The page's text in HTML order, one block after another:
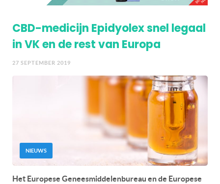
CBD-medicijn Epidyolex snel legaal
in VK en de rest van Europa
27 SEPTEMBER 2019
NIEUWS
Het Europese Geneesmiddelenbureau en de Europese